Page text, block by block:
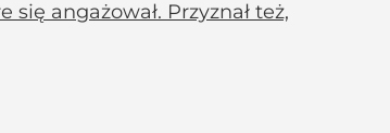
angażował. Przyznał też,